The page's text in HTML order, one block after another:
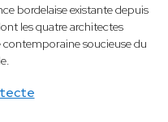
bordelaise existante depuis
les quatre architectes
soucieuse du